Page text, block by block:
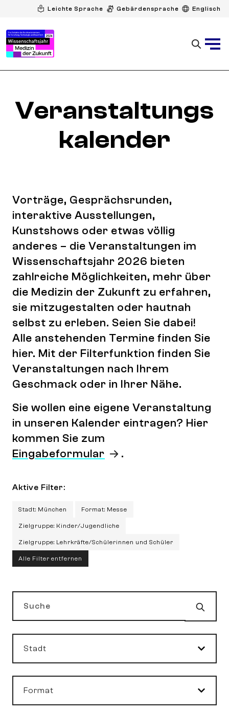
Leichte Sprache Gebärdensprache Englisch
Veranstaltungs
kalender
Vorträge, Gesprächsrunden,
interaktive Ausstellungen,
Kunstshows oder etwas völlig
anderes – die Veranstaltungen im
Wissenschaftsjahr 2026 bieten
zahlreiche Möglichkeiten, mehr über
die Medizin der Zukunft zu erfahren,
sie mitzugestalten oder hautnah
selbst zu erleben. Seien Sie dabei!
Alle anstehenden Termine finden Sie
hier. Mit der Filterfunktion finden Sie
Veranstaltungen nach Ihrem
Geschmack oder in Ihrer Nähe.
Sie wollen eine eigene Veranstaltung
in unseren Kalender eintragen? Hier
kommen Sie zum
Eingabeformular
.
Aktive Filter:
Stadt: München Format: Messe
Zielgruppe: Kinder/Jugendliche
Zielgruppe: Lehrkräfte/Schülerinnen und Schüler
Alle Filter entfernen
Suche
Stadt
Format